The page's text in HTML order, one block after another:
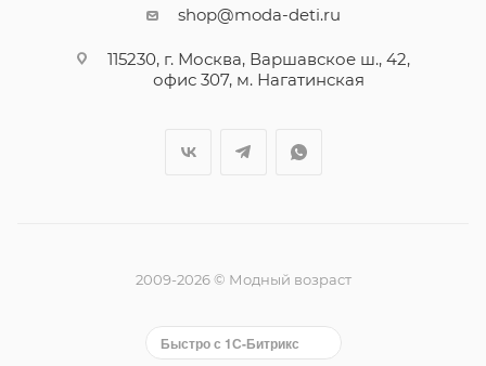
shop@moda-deti.ru
115230, г. Москва, Варшавское ш., 42,
офис 307, м. Нагатинская
2009-2026 © Модный возраст
Быстро с 1С-Битрикс